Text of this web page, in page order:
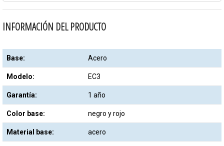
INFORMACIÓN DEL PRODUCTO
Base: Acero
Modelo: EC3
Garantía: 1 año
Color base: negro y rojo
Material base: acero